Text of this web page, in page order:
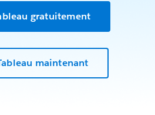
gratuitement
maintenant